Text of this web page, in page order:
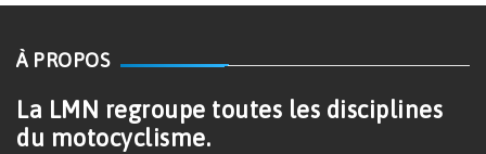
À PROPOS
La LMN regroupe toutes les disciplines
du motocyclisme.